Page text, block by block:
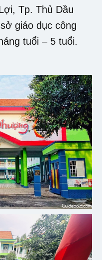
Tp. Thủ Dầu
giáo dục công
tuổi – 5 tuổi.